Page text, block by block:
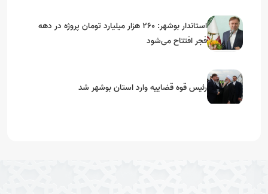
استاندار بوشهر: ۲۶۰ هزار میلیارد تومان پروژه در دهه
فجر افتتاح می‌شود
رئیس قوه قضاییه وارد استان بوشهر شد